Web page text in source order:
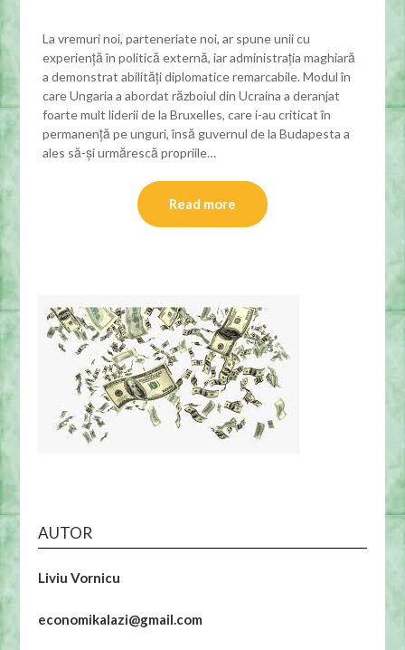
La vremuri noi, parteneriate noi, ar spune unii cu
experiență în politică externă, iar administrația maghiară
a demonstrat abilități diplomatice remarcabile. Modul în
care Ungaria a abordat războiul din Ucraina a deranjat
foarte mult liderii de la Bruxelles, care i-au criticat în
permanență pe unguri, însă guvernul de la Budapesta a
ales să-și urmărescă propriile…
Read more
AUTOR
Liviu Vornicu
economikalazi@gmail.com